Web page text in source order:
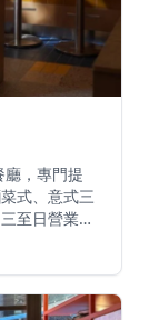
，專門提
式、意式三
至日營業
手工意大利